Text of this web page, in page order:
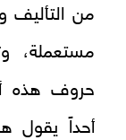
من التأليف
مستعملة،
حروف هذه
أحداً يقول